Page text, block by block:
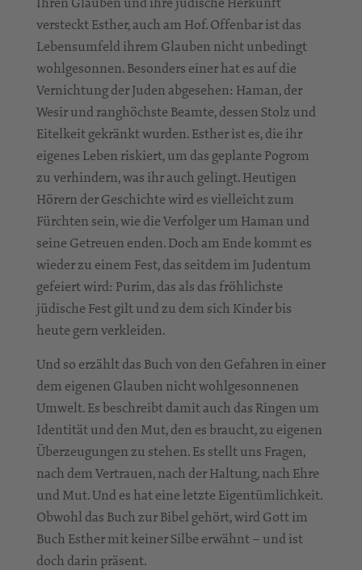
versteckt Esther, auch am Hof. Offenbar ist das
Lebensumfeld ihrem Glauben nicht unbedingt
wohlgesonnen. Besonders einer hat es auf die
Vernichtung der Juden abgesehen: Haman, der
Wesir und ranghöchste Beamte, dessen Stolz und
Eitelkeit gekränkt wurden. Esther ist es, die ihr
eigenes Leben riskiert, um das geplante Pogrom
zu verhindern, was ihr auch gelingt. Heutigen
Hörern der Geschichte wird es vielleicht zum
Fürchten sein, wie die Verfolger um Haman und
seine Getreuen enden. Doch am Ende kommt es
wieder zu einem Fest, das seitdem im Judentum
gefeiert wird: Purim, das als das fröhlichste
jüdische Fest gilt und zu dem sich Kinder bis
heute gern verkleiden.
Und so erzählt das Buch von den Gefahren in einer
dem eigenen Glauben nicht wohlgesonnenen
Umwelt. Es beschreibt damit auch das Ringen um
Identität und den Mut, den es braucht, zu eigenen
Überzeugungen zu stehen. Es stellt uns Fragen,
nach dem Vertrauen, nach der Haltung, nach Ehre
und Mut. Und es hat eine letzte Eigentümlichkeit.
Obwohl das Buch zur Bibel gehört, wird Gott im
Buch Esther mit keiner Silbe erwähnt – und ist
doch darin präsent.